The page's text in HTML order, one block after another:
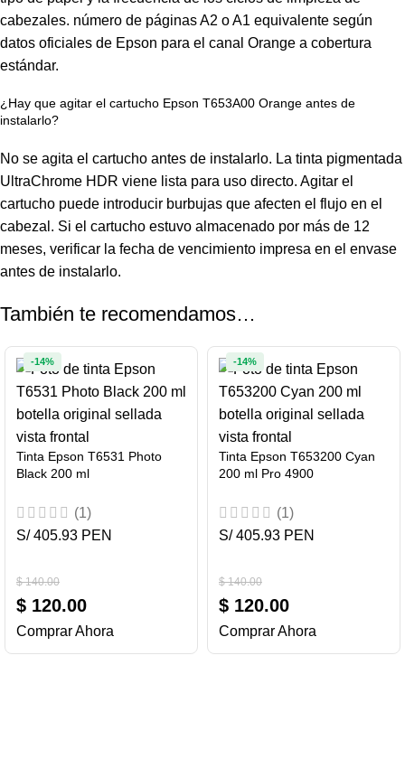
cabezales. número de páginas A2 o A1 equivalente según
datos oficiales de Epson para el canal Orange a cobertura
estándar.
¿Hay que agitar el cartucho Epson T653A00 Orange antes de
instalarlo?
No se agita el cartucho antes de instalarlo. La tinta pigmentada
UltraChrome HDR viene lista para uso directo. Agitar el
cartucho puede introducir burbujas que afecten el flujo en el
cabezal. Si el cartucho estuvo almacenado por más de 12
meses, verificar la fecha de vencimiento impresa en el envase
antes de instalarlo.
También te recomendamos…
Tinta Epson T6531 Photo
Black 200 ml
(1)
$140.00
$ 120.00
-14%
S/ 405.93 PEN
Comprar Ahora
Tinta Epson T653200 Cyan
200 ml Pro 4900
(1)
$140.00
$ 120.00
-14%
S/ 405.93 PEN
Comprar Ahora